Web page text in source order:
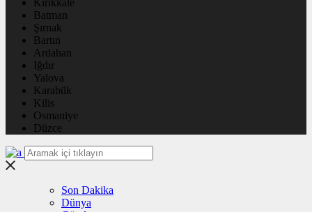
Kırıkkale
Batman
Şırnak
Bartın
Ardahan
Iğdır
Yalova
Karabük
Kilis
Osmaniye
Düzce
Son Dakika
Dünya